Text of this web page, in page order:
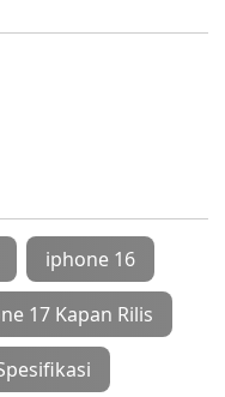
iphone 16
17 Kapan Rilis